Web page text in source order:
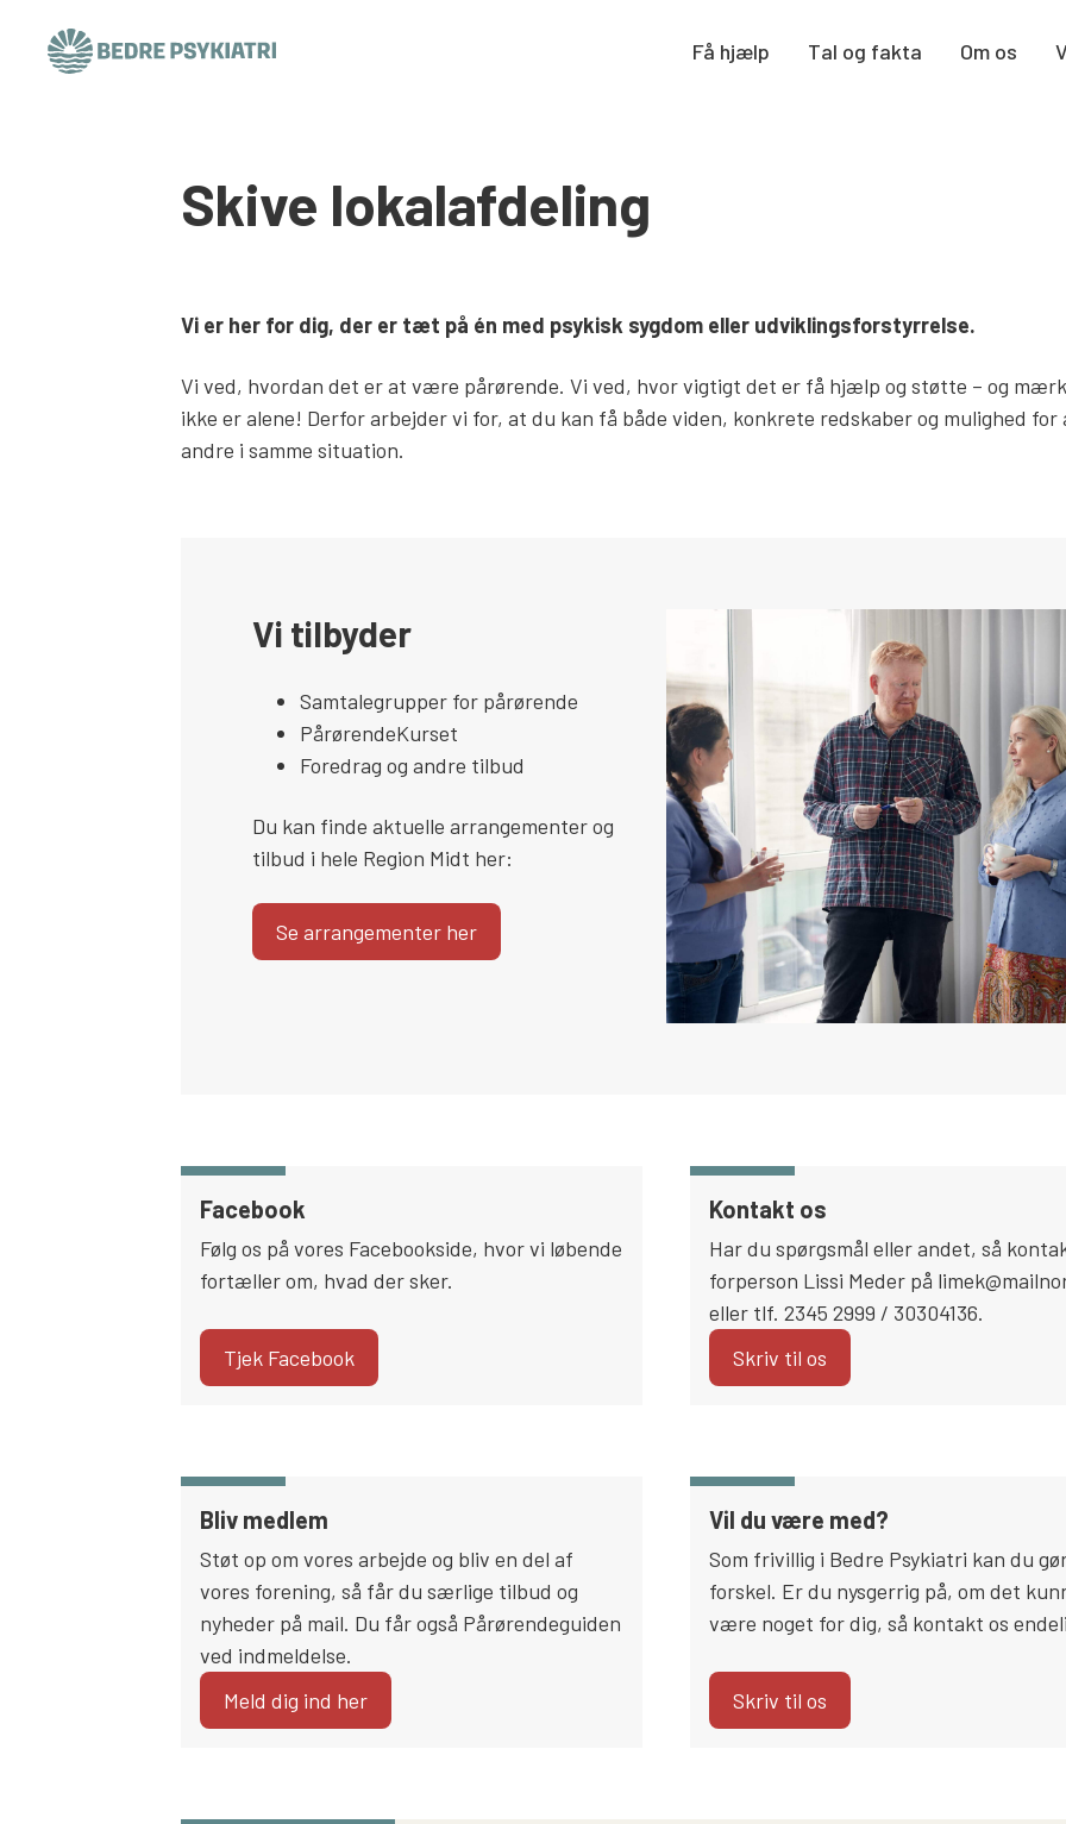
Få hjælp Tal og fakta Om os
Skive lokalafdeling
Vi er her for dig, der er tæt på én med psykisk sygdom eller udviklingsforstyrrelse.
Vi ved, hvordan det er at være pårørende. Vi ved, hvor vigtigt det er få hjælp og støtte – og
ikke er alene! Derfor arbejder vi for, at du kan få både viden, konkrete redskaber og mulighed for
andre i samme situation.
Vi tilbyder
Samtalegrupper for pårørende
PårørendeKurset
Foredrag og andre tilbud
Du kan finde aktuelle arrangementer og
tilbud i hele Region Midt her:
Se arrangementer her
Facebook
Følg os på vores Facebookside, hvor vi løbende
fortæller om, hvad der sker.
Tjek Facebook
Kontakt os
Har du spørgsmål eller andet, så
forperson Lissi Meder på
eller tlf. 2345 2999 / 30304136.
Skriv til os
Bliv medlem
Støt op om vores arbejde og bliv en del af
vores forening, så får du særlige tilbud og
nyheder på mail. Du får også Pårørendeguiden
ved indmeldelse.
Meld dig ind her
Vil du være med?
Som frivillig i Bedre Psykiatri kan du
forskel. Er du nysgerrig på, om det
være noget for dig, så kontakt os
Skriv til os